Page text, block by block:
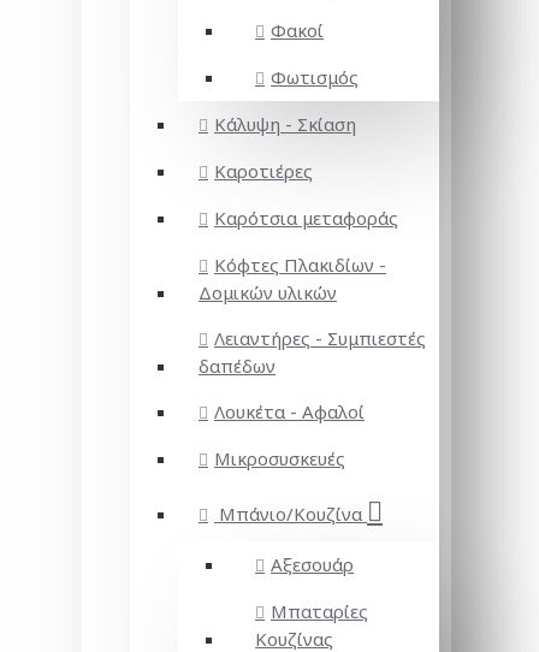
Φακοί
Φωτισμός
Κάλυψη - Σκίαση
Καροτιέρες
Καρότσια μεταφοράς
Κόφτες Πλακιδίων -
Δομικών υλικών
Λειαντήρες - Συμπιεστές
δαπέδων
Λουκέτα - Αφαλοί
Μικροσυσκευές
Μπάνιο/Κουζίνα
Αξεσουάρ
Μπαταρίες
Κουζίνας